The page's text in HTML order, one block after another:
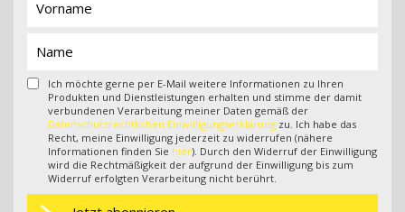
Ich möchte gerne per E-Mail weitere Informationen zu Ihren
Produkten und Dienstleistungen erhalten und stimme der damit
verbundenen Verarbeitung meiner Daten gemäß der
Datenschutzrechtlichen Einwilligungserklärung zu. Ich habe das
Recht, meine Einwilligung jederzeit zu widerrufen (nähere
Informationen finden Sie hier). Durch den Widerruf der Einwilligung
wird die Rechtmäßigkeit der aufgrund der Einwilligung bis zum
Widerruf erfolgten Verarbeitung nicht berührt.